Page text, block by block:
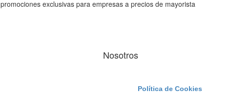
Política de Cookies
promociones exclusivas para empresas a precios de mayorista
Nosotros